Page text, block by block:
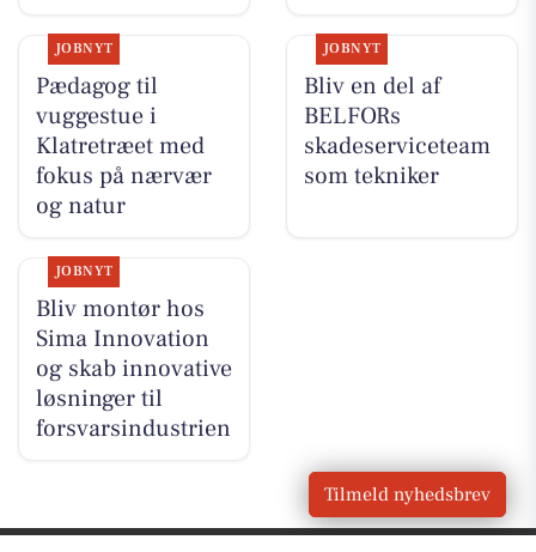
JOBNYT
Pædagog til
vuggestue i
Klatretræet med
fokus på nærvær
og natur
JOBNYT
Bliv en del af
BELFORs
skadeserviceteam
som tekniker
JOBNYT
Bliv montør hos
Sima Innovation
og skab innovative
løsninger til
forsvarsindustrien
Tilmeld nyhedsbrev